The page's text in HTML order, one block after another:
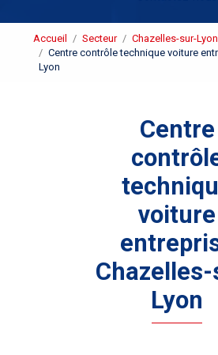
Accueil Secteur
Chazelles-sur-Lyon
Centre contrôle technique voiture
Lyon
Centre
voiture
Lyon